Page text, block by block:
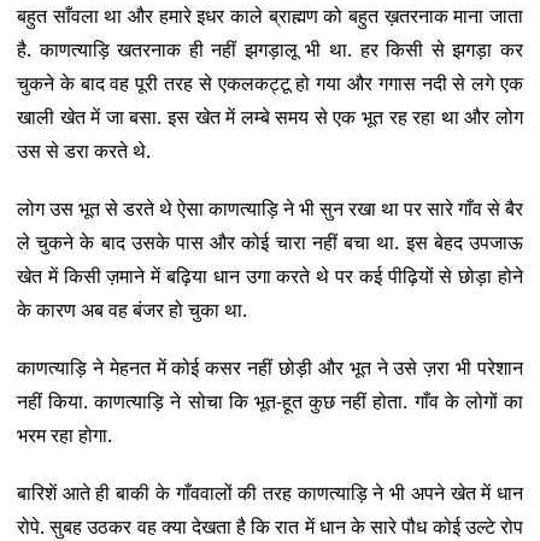
बहुत साँवला था और हमारे इधर काले ब्राह्मण को बहुत ख़तरनाक माना जाता
है. काणत्याड़ि खतरनाक ही नहीं झगड़ालू भी था. हर किसी से झगड़ा कर
चुकने के बाद वह पूरी तरह से एकलकट्टू हो गया और गगास नदी से लगे एक
खाली खेत में जा बसा. इस खेत में लम्बे समय से एक भूत रह रहा था और लोग
उस से डरा करते थे.
लोग उस भूत से डरते थे ऐसा काणत्याड़ि ने भी सुन रखा था पर सारे गाँव से बैर
ले चुकने के बाद उसके पास और कोई चारा नहीं बचा था. इस बेहद उपजाऊ
खेत में किसी ज़माने में बढ़िया धान उगा करते थे पर कई पीढ़ियों से छोड़ा होने
के कारण अब वह बंजर हो चुका था.
काणत्याड़ि ने मेहनत में कोई कसर नहीं छोड़ी और भूत ने उसे ज़रा भी परेशान
नहीं किया. काणत्याड़ि ने सोचा कि भूत-हूत कुछ नहीं होता. गाँव के लोगों का
भरम रहा होगा.
बारिशें आते ही बाकी के गाँववालों की तरह काणत्याड़ि ने भी अपने खेत में धान
रोपे. सुबह उठकर वह क्या देखता है कि रात में धान के सारे पौध कोई उल्टे रोप